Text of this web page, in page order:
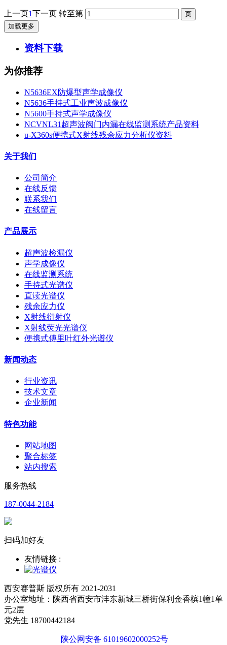
上一页1下一页 转至第
加载更多
资料下载
为你推荐
N5636EX防爆型声学成像仪
N5636手持式工业声波成像仪
N5600手持式声学成像仪
NCVNL31超声波阀门内漏在线监测系统产品资料
u-X360s便携式X射线残余应力分析仪资料
关于我们
公司简介
在线反馈
联系我们
在线留言
产品展示
超声波检漏仪
声学成像仪
在线监测系统
手持式光谱仪
直读光谱仪
残余应力仪
X射线衍射仪
X射线荧光光谱仪
便携式傅里叶红外光谱仪
新闻动态
行业资讯
技术文章
企业新闻
特色功能
网站地图
聚合标签
站内搜索
服务热线
187-0044-2184
扫码加好友
友情链接 :
西安赛普斯 版权所有 2021-2031
办公室地址：陕西省西安市沣东新城三桥街保利金香槟1幢1单
元2层
党先生 18700442184
陕公网安备 61019602000252号